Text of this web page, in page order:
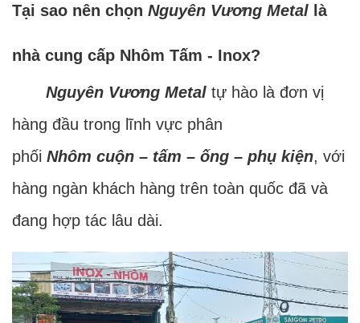
Tại sao nên chọn Nguyên Vương Metal là
nhà cung cấp Nhôm Tấm - Inox?
Nguyên Vương Metal tự hào là đơn vị
hàng đầu trong lĩnh vực phân
phối Nhôm cuộn – tấm – ống – phụ kiện, với
hàng ngàn khách hàng trên toàn quốc đã và
đang hợp tác lâu dài.